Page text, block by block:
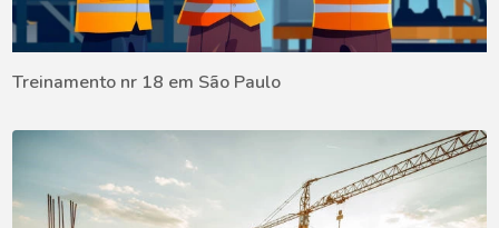
Treinamento nr 18 em São Paulo